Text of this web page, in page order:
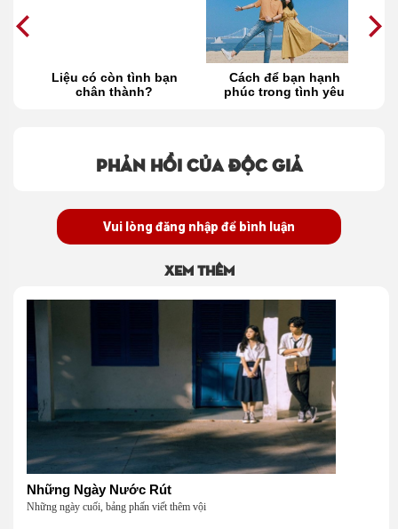
Liệu có còn tình bạn
chân thành?
Cách để bạn hạnh
phúc trong tình yêu
Phản hồi của độc giả
Vui lòng đăng nhập để bình luận
Xem thêm
Những Ngày Nước Rút
Những ngày cuối, bảng phấn viết thêm vội